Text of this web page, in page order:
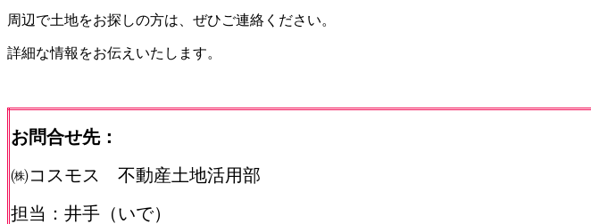
周辺で土地をお探しの方は、ぜひご連絡ください。
詳細な情報をお伝えいたします。
お問合せ先：
㈱コスモス 不動産土地活用部
担当：井手（いで）